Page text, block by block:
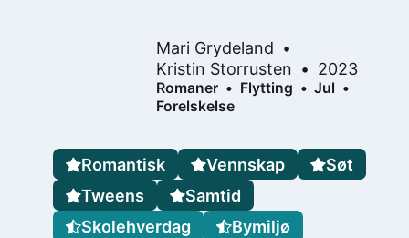
Mari Grydeland
Kristin Storrusten
2023
Romaner Flytting
Jul
Forelskelse
Romantisk Vennskap
Søt
Tweens
Samtid
Skolehverdag
Bymiljø